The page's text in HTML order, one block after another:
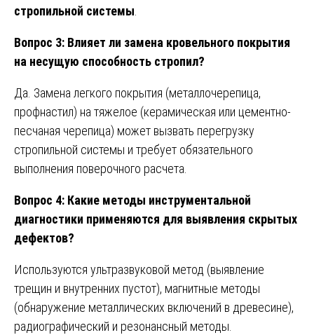
стропильной системы
Вопрос 3: Влияет ли замена кровельного покрытия
на несущую способность стропил?
Да. Замена легкого покрытия (металлочерепица,
профнастил) на тяжелое (керамическая или цементно-
песчаная черепица) может вызвать перегрузку
стропильной системы и требует обязательного
выполнения поверочного расчета.
Вопрос 4: Какие методы инструментальной
диагностики применяются для выявления скрытых
дефектов?
Используются ультразвуковой метод (выявление
трещин и внутренних пустот), магнитные методы
(обнаружение металлических включений в древесине),
радиографический и резонансный методы.